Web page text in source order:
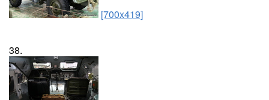
[700x419]
38.